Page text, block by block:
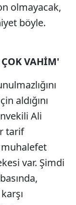
olmayacak,
böyle.
VAHİM'
aldığını
Ali
tarif
muhalefet
var. Şimdi